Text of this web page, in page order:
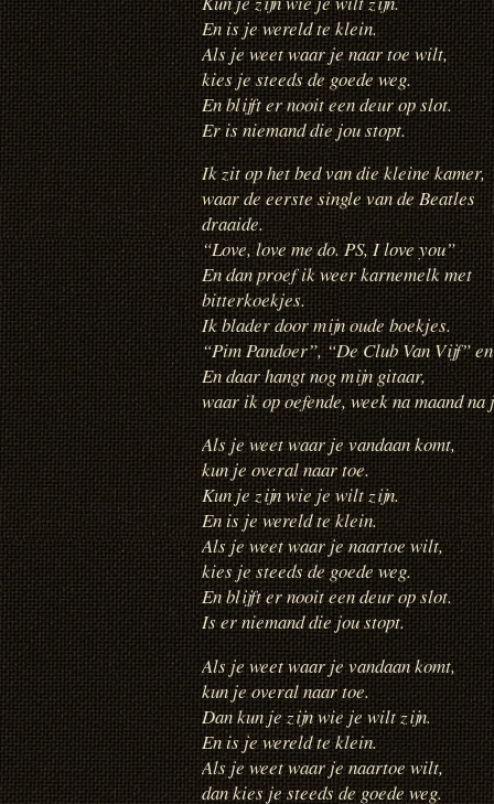
En is je wereld te klein.
Als je weet waar je naar toe wilt,
kies je steeds de goede weg.
En blijft er nooit een deur op slot.
Er is niemand die jou stopt.
Ik zit op het bed van die kleine kamer,
waar de eerste single van de Beatles
draaide.
“Love, love me do. PS, I love you”
En dan proef ik weer karnemelk met
bitterkoekjes.
Ik blader door mijn oude boekjes.
“Pim Pandoer”, “De Club Van Vijf”
En daar hangt nog mijn gitaar,
waar ik op oefende, week na maand na
Als je weet waar je vandaan komt,
kun je overal naar toe.
Kun je zijn wie je wilt zijn.
En is je wereld te klein.
Als je weet waar je naartoe wilt,
kies je steeds de goede weg.
En blijft er nooit een deur op slot.
Is er niemand die jou stopt.
Als je weet waar je vandaan komt,
kun je overal naar toe.
Dan kun je zijn wie je wilt zijn.
En is je wereld te klein.
Als je weet waar je naartoe wilt,
dan kies je steeds de goede weg.